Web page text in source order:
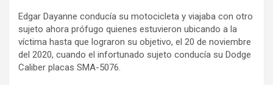
Edgar Dayanne conducía su motocicleta y viajaba con otro
sujeto ahora prófugo quienes estuvieron ubicando a la
víctima hasta que lograron su objetivo, el 20 de noviembre
del 2020, cuando el infortunado sujeto conducía su Dodge
Caliber placas SMA-5076.